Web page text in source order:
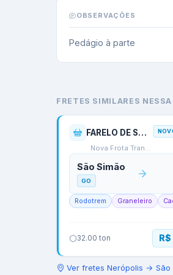
OBSERVAÇÕES
Pedágio à parte
FRETES SIMILARES
FARELO DE SOJA
Nova Frota Transportes
São Simão
GO
Rodotrem Graneleiro
32.00 ton
Ver fretes Nerópolis → São